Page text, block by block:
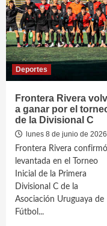
Deportes
Frontera Rivera
a ganar por el
de la Divisional C
lunes 8 de junio de 2026
Frontera Rivera
levantada en el Torneo
Inicial de la Primera
Divisional C de la
Asociación Uruguaya de
Fútbol...